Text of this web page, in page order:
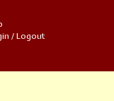
/ Logout